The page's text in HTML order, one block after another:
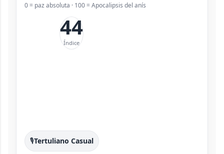
0 = paz absoluta · 100 = Apocalipsis del anís
44
Índice
🎙️Tertuliano Casual